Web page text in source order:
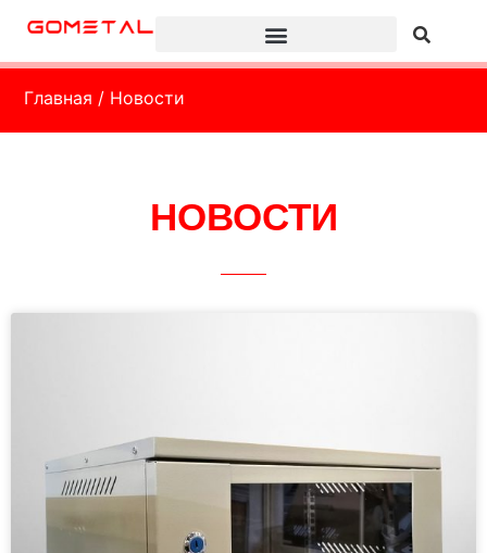
Главная / Новости
НОВОСТИ